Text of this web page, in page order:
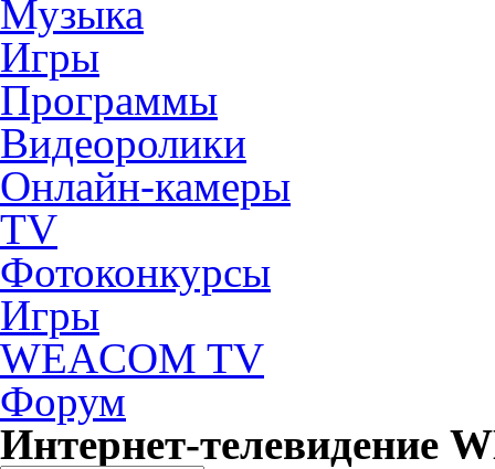
Музыка
Игры
Программы
Видеоролики
Онлайн-камеры
TV
Фотоконкурсы
Игры
WEACOM TV
Форум
Интернет-телевидение